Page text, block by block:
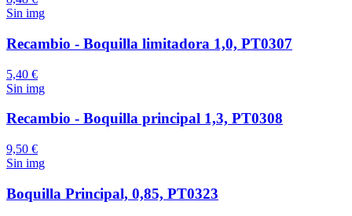
Sin img
Recambio - Boquilla limitadora 1,0, PT0307
5,40 €
Sin img
Recambio - Boquilla principal 1,3, PT0308
9,50 €
Sin img
Boquilla Principal, 0,85, PT0323